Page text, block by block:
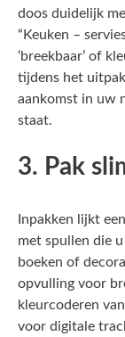
doos duidelijk
“Keuken –
‘breekbaar’ of
tijdens het
aankomst in uw
staat.
3. Pak
Inpakken lijkt
met spullen die
boeken of
opvulling voor
kleurcoderen
voor digitale